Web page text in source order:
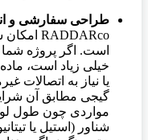
طراحی سفارشی و
RADDARco امکان سفارش‌گذاری
است. اگر پروژه شما
خیلی زیاد است،
یا نیاز به اتصالات
گیجی مطابق آن
مواردی چون طول
شناور (استیل یا